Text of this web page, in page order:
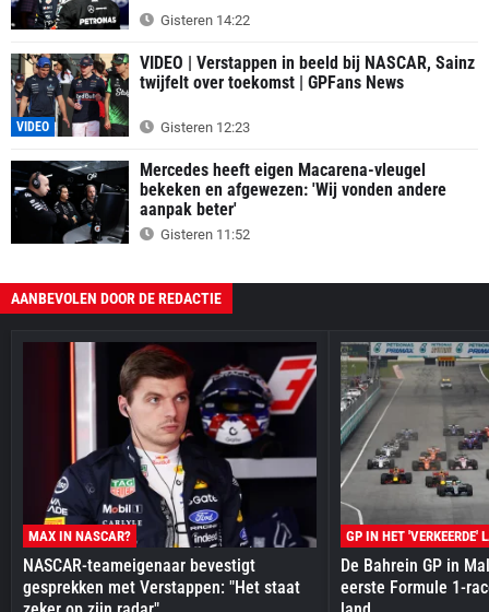
Gisteren 14:22
VIDEO
VIDEO | Verstappen in beeld bij NASCAR, Sainz
twijfelt over toekomst | GPFans News
Gisteren 12:23
Mercedes heeft eigen Macarena-vleugel
bekeken en afgewezen: 'Wij vonden andere
aanpak beter'
Gisteren 11:52
AANBEVOLEN DOOR DE REDACTIE
MAX IN NASCAR?
NASCAR-teameigenaar bevestigt
gesprekken met Verstappen: "Het staat
GP IN HET 'VERKEERDE'
De Bahrein GP in
eerste Formule 1-